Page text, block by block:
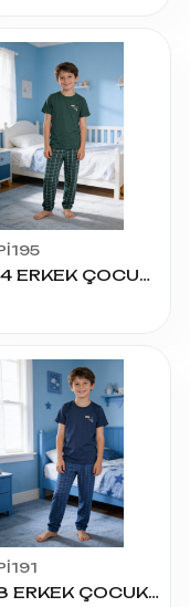
4024 ERKEK ÇOCUK SÜPREM K.KOL PİJAMA TAKIM
4018 ERKEK ÇOCUK SÜPREM K.KOL PİJAMA TAKIM